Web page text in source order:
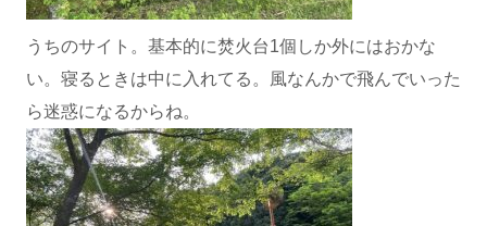
うちのサイト。基本的に焚火台1個しか外にはおかな
い。寝るときは中に入れてる。風なんかで飛んでいった
ら迷惑になるからね。